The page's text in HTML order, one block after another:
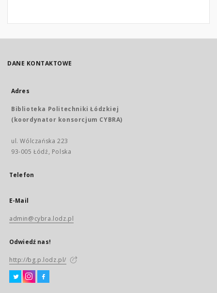
DANE KONTAKTOWE
Adres
Biblioteka Politechniki Łódzkiej
(koordynator konsorcjum CYBRA)
ul. Wólczańska 223
93-005 Łódź, Polska
Telefon
E-Mail
admin@cybra.lodz.pl
Odwiedź nas!
http://bg.p.lodz.pl/